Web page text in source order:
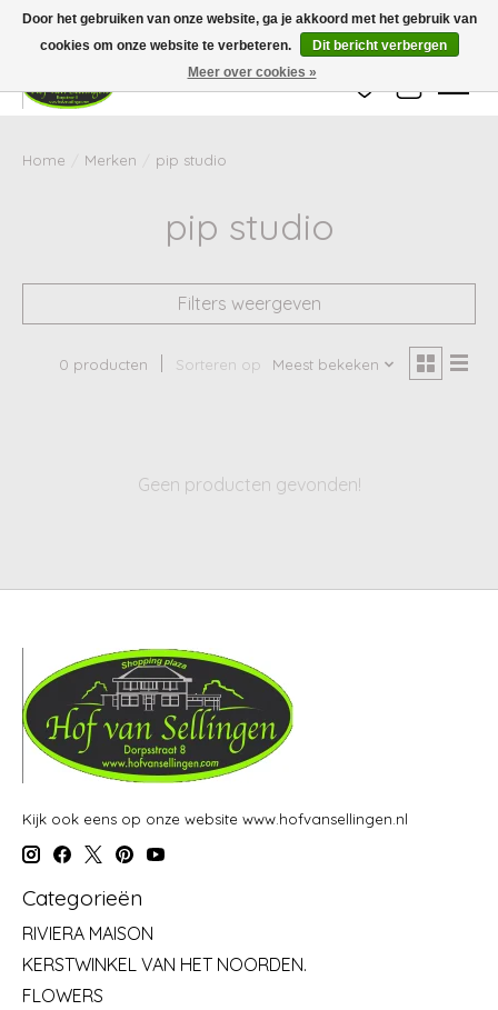
Wij zijn gesloten van 24 december tot en met 25 januari. Houd er rekening mee
dat de levertijd van uw bestelling in deze periode langer kan zijn dan
gebruikelijk.
Verlanglijst
Home Merken pip studio
pip studio
Filters weergeven
0 producten Sorteren op Meest bekeken
Geen producten gevonden!
Kijk ook eens op onze website www.hofvansellingen.nl
Categorieën
RIVIERA MAISON
KERSTWINKEL VAN HET NOORDEN.
FLOWERS
Door het gebruiken van onze website, ga je akkoord met het gebruik van
cookies om onze website te verbeteren.
Dit bericht verbergen
Meer over cookies »